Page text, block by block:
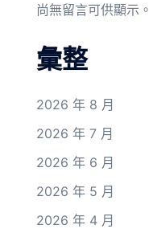
尚無留言可供顯示。
彙整
2026 年 8 月
2026 年 7 月
2026 年 6 月
2026 年 5 月
2026 年 4 月